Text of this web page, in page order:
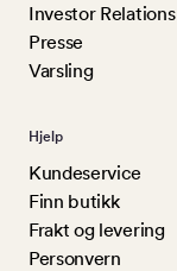
Investor Relations
Presse
Varsling
Hjelp
Kundeservice
Finn butikk
Frakt og levering
Personvern